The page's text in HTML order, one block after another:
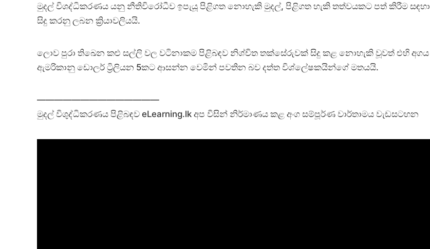
මුදල් විශද්ධිකරණය යනු නීතිවිරෝධීව ඉපැයූ පිළිගත නොහැකි මුදල්, පිළිගත හැකි තත්වයකට පත් කිරීම සඳහා
සිදු කරනු ලබන ක්‍රියාවලියයි.
ලොව පුරා තිඛෙන කළු සල්ලි වල වටිනාකම පිළිබඳව නිශ්චිත තක්සේරුවක් සිදු කළ නොහැකි වූවත් එහි අගය
ඇමරිකානු ඩොලර් ට්‍රිලියන 5කට ආසන්න වෙමින් පවතින බව දත්ත විශ්ලේෂකයින්ගේ මතයයි.
——————————————
මුදල් විශුද්ධිකරණය පිළිබඳව eLearning.lk අප විසින් නිර්මාණය කළ අංග සම්පූර්ණ වාර්තාමය වැඩසටහන